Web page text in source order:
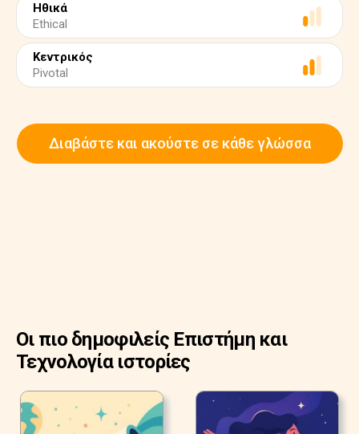
Ηθικά
Ethical
Κεντρικός
Pivotal
Διαβάστε και ακούστε σε κάθε γλώσσα
Οι πιο δημοφιλείς Επιστήμη και
Τεχνολογία ιστορίες